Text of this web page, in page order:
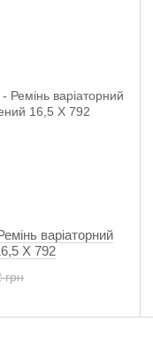
варіаторний
X 792
грн